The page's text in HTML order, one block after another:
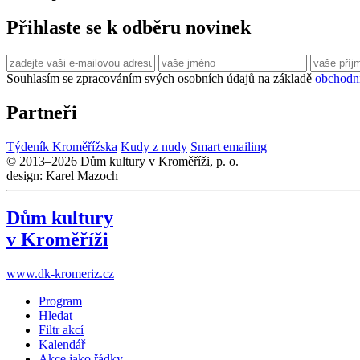
Přihlaste se k odběru novinek
Souhlasím se zpracováním svých osobních údajů na základě
Partneři
Týdeník Kroměřížska Kudy z nudy Smart emailing
© 2013–2026 Dům kultury v Kroměříži, p. o.
design: Karel Mazoch
Dům kultury
v Kroměříži
www.dk-kromeriz.cz
Program
Hledat
Filtr akcí
Kalendář